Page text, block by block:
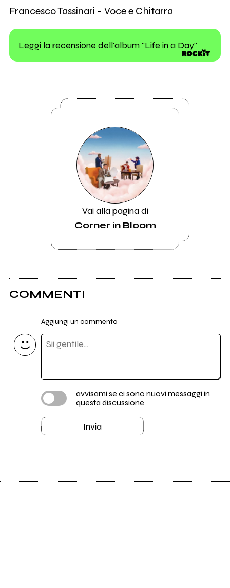
Francesco Tassinari - Voce e Chitarra
Leggi la recensione dell'album "Life in a Day"
Vai alla pagina di
Corner in Bloom
COMMENTI
Aggiungi un commento
avvisami se ci sono nuovi messaggi in
questa discussione
Invia